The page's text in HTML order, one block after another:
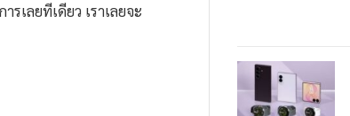
เลยทีเดียว เราเลยจะ